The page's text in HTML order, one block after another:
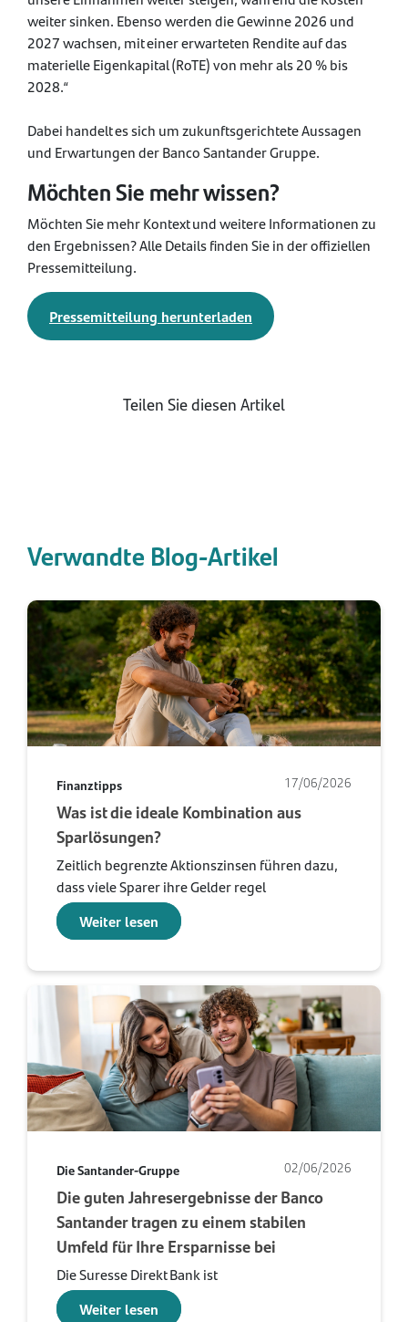
weiter sinken. Ebenso werden die Gewinne 2026 und
2027 wachsen, mit einer erwarteten Rendite auf das
materielle Eigenkapital (RoTE) von mehr als 20 % bis
2028.“
Dabei handelt es sich um zukunftsgerichtete Aussagen
und Erwartungen der Banco Santander Gruppe.
Möchten Sie mehr wissen?
Möchten Sie mehr Kontext und weitere Informationen zu
den Ergebnissen? Alle Details finden Sie in der offiziellen
Pressemitteilung.
Pressemitteilung herunterladen
Teilen Sie diesen Artikel
Verwandte Blog-Artikel
Finanztipps 17/06/2026
Was ist die ideale Kombination aus
Sparlösungen?
Zeitlich begrenzte Aktionszinsen führen dazu,
dass viele Sparer ihre Gelder regel
Weiter lesen
Die Santander-Gruppe 02/06/2026
Die guten Jahresergebnisse der Banco
Santander tragen zu einem stabilen
Umfeld für Ihre Ersparnisse bei
Die Suresse Direkt Bank ist
Weiter lesen